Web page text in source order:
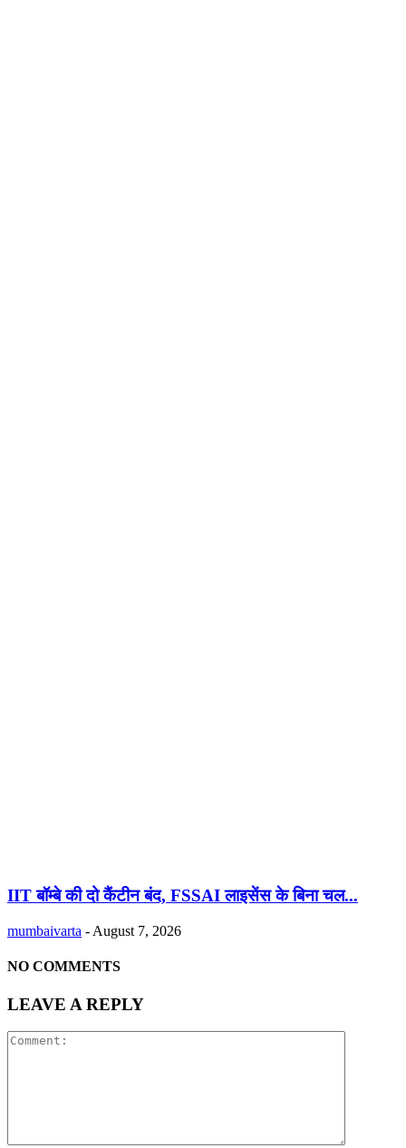
IIT बॉम्बे की दो कैंटीन बंद, FSSAI लाइसेंस के बिना चल...
mumbaivarta - August 7, 2026
NO COMMENTS
LEAVE A REPLY